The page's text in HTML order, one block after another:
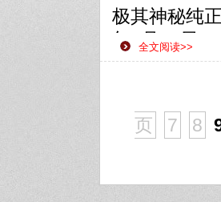
即可获赠珍
【活动奖励
极其神秘纯
年5月10日
款网页游戏
全文阅读>>
页 7 8